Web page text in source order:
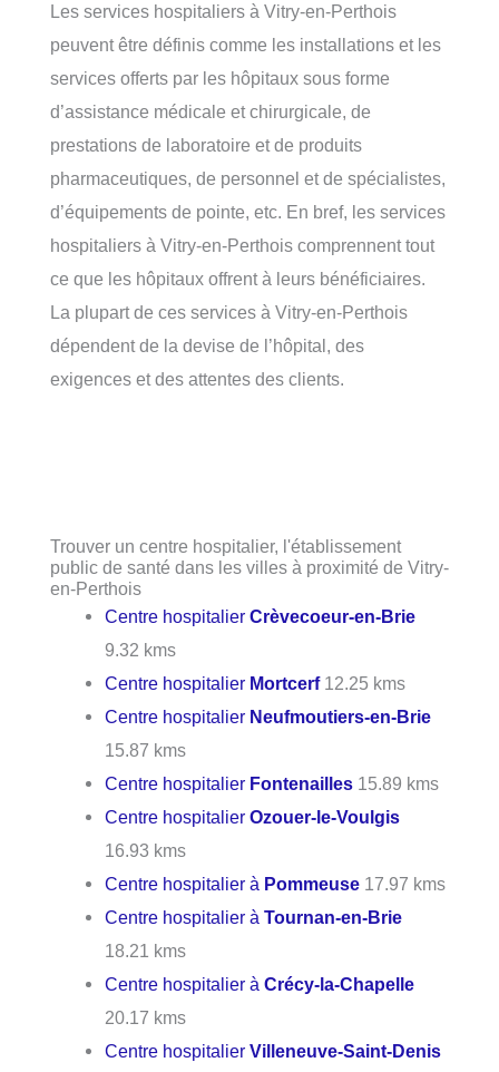
Les services hospitaliers à Vitry-en-Perthois
peuvent être définis comme les installations et les
services offerts par les hôpitaux sous forme
d’assistance médicale et chirurgicale, de
prestations de laboratoire et de produits
pharmaceutiques, de personnel et de spécialistes,
d’équipements de pointe, etc. En bref, les services
hospitaliers à Vitry-en-Perthois comprennent tout
ce que les hôpitaux offrent à leurs bénéficiaires.
La plupart de ces services à Vitry-en-Perthois
dépendent de la devise de l’hôpital, des
exigences et des attentes des clients.
Trouver un centre hospitalier, l'établissement
public de santé dans les villes à proximité de Vitry-
en-Perthois
Centre hospitalierCrèvecoeur-en-Brie
9.32 kms
Centre hospitalier Mortcerf12.25 kms
Centre hospitalier Neufmoutiers-en-Brie
15.87 kms
Centre hospitalier Fontenailles 15.89 kms
Centre hospitalierOzouer-le-Voulgis
16.93 kms
Centre hospitalier à Pommeuse 17.97 kms
Centre hospitalier àTournan-en-Brie
18.21 kms
Centre hospitalier àCrécy-la-Chapelle
20.17 kms
Centre hospitalierVilleneuve-Saint-Denis